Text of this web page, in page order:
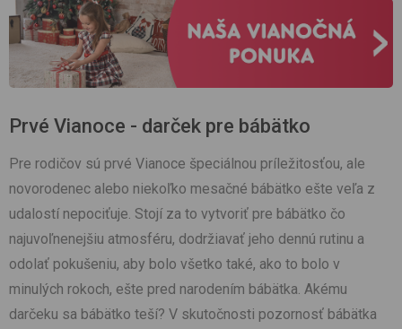
Prvé Vianoce - darček pre bábätko
Pre rodičov sú prvé Vianoce špeciálnou príležitosťou, ale
novorodenec alebo niekoľko mesačné bábätko ešte veľa z
udalostí nepociťuje. Stojí za to vytvoriť pre bábätko čo
najuvoľnenejšiu atmosféru, dodržiavať jeho dennú rutinu a
odolať pokušeniu, aby bolo všetko také, ako to bolo v
minulých rokoch, ešte pred narodením bábätka. Akému
darčeku sa bábätko teší? V skutočnosti pozornosť bábätka